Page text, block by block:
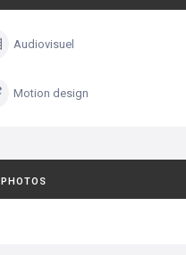
Audiovisuel
Motion design
PHOTOS